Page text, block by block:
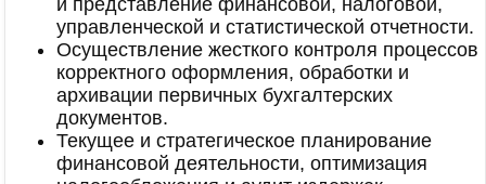
и представление финансовой, налоговой,
управленческой и статистической отчетности.
Осуществление жесткого контроля процессов
корректного оформления, обработки и
архивации первичных бухгалтерских
документов.
Текущее и стратегическое планирование
финансовой деятельности, оптимизация